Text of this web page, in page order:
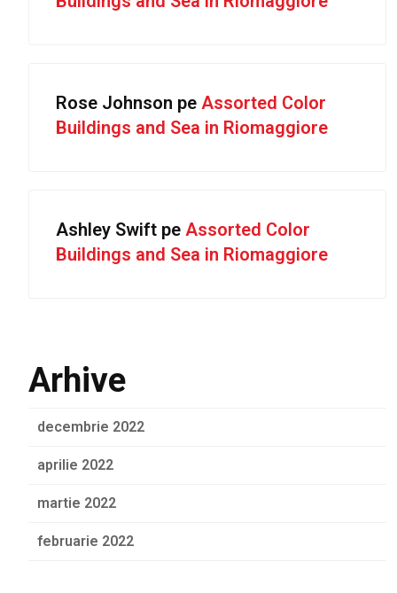
Rose Johnson pe Assorted Color
Buildings and Sea in Riomaggiore
Ashley Swift pe Assorted Color
Buildings and Sea in Riomaggiore
Arhive
decembrie 2022
aprilie 2022
martie 2022
februarie 2022